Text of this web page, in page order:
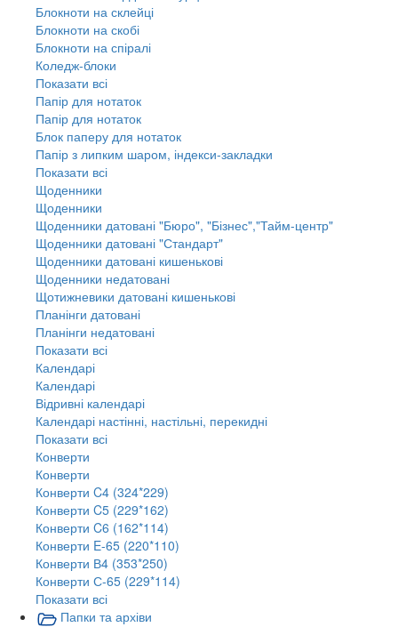
Блокноти на склейці
Блокноти на скобі
Блокноти на спіралі
Коледж-блоки
Показати всі
Папір для нотаток
Папір для нотаток
Блок паперу для нотаток
Папір з липким шаром, індекси-закладки
Показати всі
Щоденники
Щоденники
Щоденники датовані "Бюро", "Бізнес","Тайм-центр"
Щоденники датовані "Стандарт"
Щоденники датовані кишенькові
Щоденники недатовані
Щотижневики датовані кишенькові
Планінги датовані
Планінги недатовані
Показати всі
Календарі
Календарі
Відривні календарі
Календарі настінні, настільні, перекидні
Показати всі
Конверти
Конверти
Конверти C4 (324*229)
Конверти C5 (229*162)
Конверти C6 (162*114)
Конверти E-65 (220*110)
Конверти В4 (353*250)
Конверти С-65 (229*114)
Показати всі
Папки та архіви